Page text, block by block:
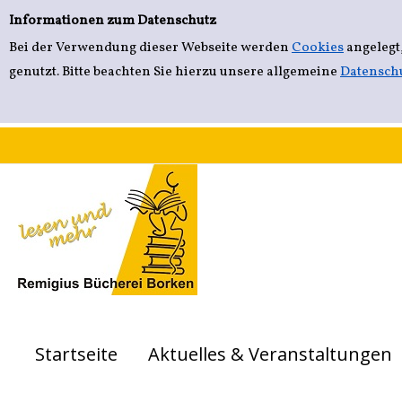
Einfache Suche
Informationen zum Datenschutz
Bei der Verwendung dieser Webseite werdenCookies
genutzt. Bitte beachten Sie hierzu unsere allgemeine
Zur Detailanzeige springen
Startseite Aktuelles & Veranstaltungen